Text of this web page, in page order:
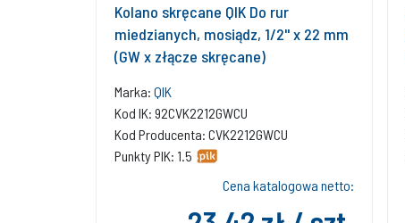
Kolano skręcane QIK Do rur
miedzianych, mosiądz, 1/2'' x 22 mm
(GW x złącze skręcane)
Marka: QIK
Kod IK: 92CVK2212GWCU
Kod Producenta: CVK2212GWCU
Punkty PIK: 1.5
Cena katalogowa netto: